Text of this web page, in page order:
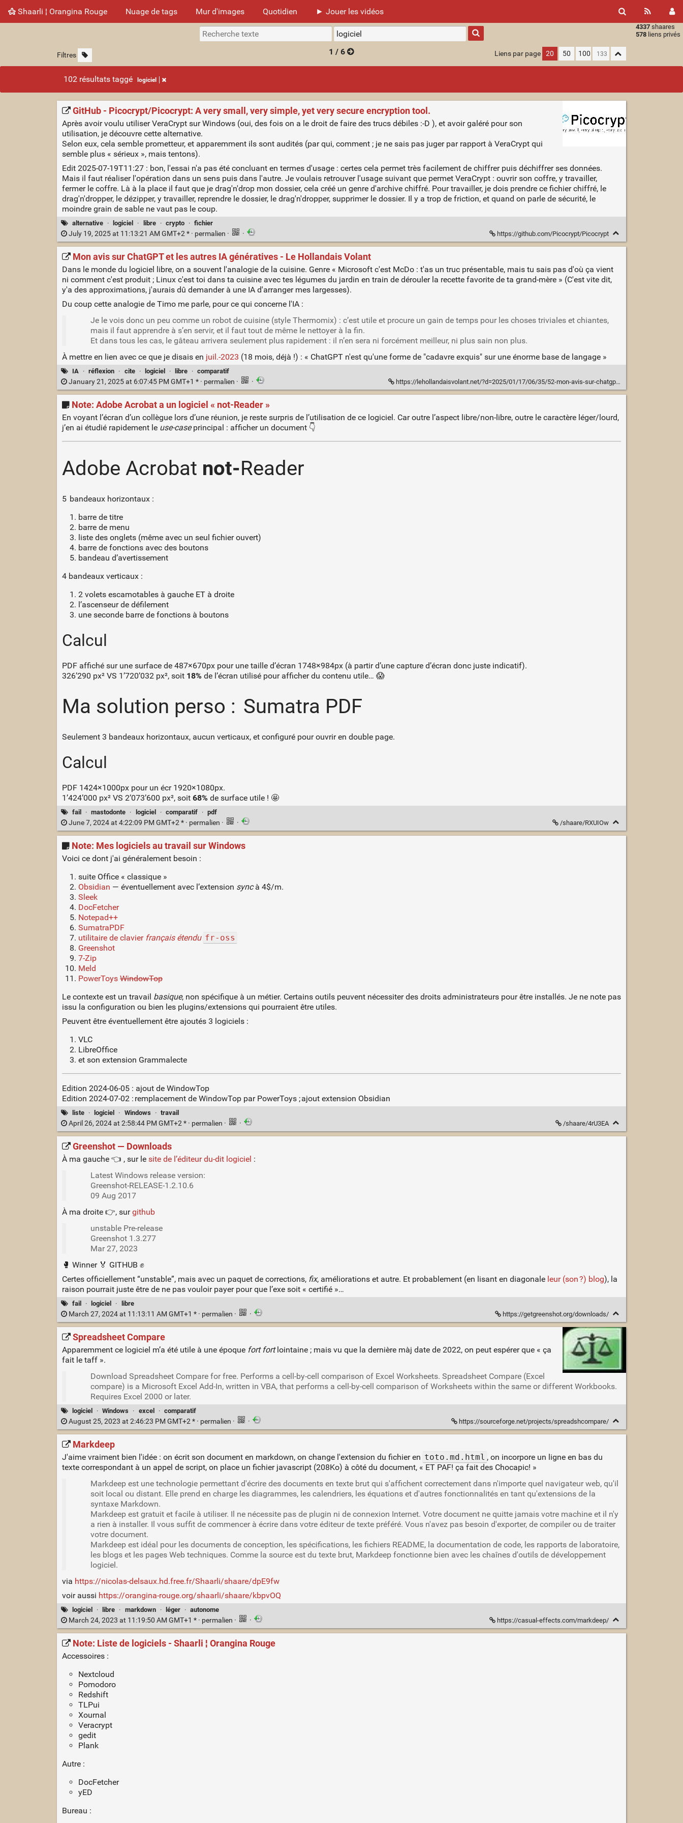
Shaarli ¦ Orangina Rouge Nuage de tags Mur d'images Quotidien ► Jouer les vidéos
4337 shaares
578 liens privés
Type 1 or
more
characters
results.
Filtres 1 / 6 Liens par page 20 50 100
102 résultats taggé logiciel
GitHub - Picocrypt/Picocrypt: A very small, very simple, yet very secure encryption tool.
Après avoir voulu utiliser VeraCrypt sur Windows (oui, des fois on a le droit de faire des trucs débiles :-D ), et avoir galéré pour son
utilisation, je découvre cette alternative.
Selon eux, cela semble prometteur, et apparemment ils sont audités (par qui, comment ; je ne sais pas juger par rapport à VeraCrypt qui
semble plus « sérieux », mais tentons).
Edit 2025-07-19T11:27 : bon, l'essai n'a pas été concluant en termes d'usage : certes cela permet très facilement de chiffrer puis déchiffrer ses données.
Mais il faut réaliser l'opération dans un sens puis dans l'autre. Je voulais retrouver l'usage suivant que permet VeraCrypt : ouvrir son coffre, y travailler,
fermer le coffre. Là à la place il faut que je drag'n'drop mon dossier, cela créé un genre d'archive chiffré. Pour travailler, je dois prendre ce fichier chiffré, le
drag'n'dropper, le dézipper, y travailler, reprendre le dossier, le drag'n'dropper, supprimer le dossier. Il y a trop de friction, et quand on parle de sécurité, le
moindre grain de sable ne vaut pas le coup.
alternative · logiciel · libre · crypto · fichier
July 19, 2025 at 11:13:21 AM GMT+2 * · permalien · · https://github.com/Picocrypt/Picocrypt
Mon avis sur ChatGPT et les autres IA génératives - Le Hollandais Volant
Dans le monde du logiciel libre, on a souvent l'analogie de la cuisine. Genre « Microsoft c'est McDo : t'as un truc présentable, mais tu sais pas d'où ça vient
ni comment c'est produit ; Linux c'est toi dans ta cuisine avec tes légumes du jardin en train de dérouler la recette favorite de ta grand-mère » (C'est vite dit,
y'a des approximations, j'aurais dû demander à une IA d'arranger mes largesses).
Du coup cette analogie de Timo me parle, pour ce qui concerne l'IA :
Je le vois donc un peu comme un robot de cuisine (style Thermomix) : c’est utile et procure un gain de temps pour les choses triviales et chiantes,
mais il faut apprendre à s’en servir, et il faut tout de même le nettoyer à la fin.
Et dans tous les cas, le gâteau arrivera seulement plus rapidement : il n’en sera ni forcément meilleur, ni plus sain non plus.
À mettre en lien avec ce que je disais en juil.-2023 (18 mois, déjà !) : « ChatGPT n'est qu'une forme de "cadavre exquis" sur une énorme base de langage »
IA · réflexion · cite · logiciel · libre · comparatif
January 21, 2025 at 6:07:45 PM GMT+1 * · permalien · · https://lehollandaisvolant.net/?d=2025/01/17/06/35/52-mon-avis-sur-chatgpt-et-les-autres-ia-generatives
Note: Adobe Acrobat a un logiciel « not-Reader »
En voyant l’écran d’un collègue lors d’une réunion, je reste surpris de l’utilisation de ce logiciel. Car outre l’aspect libre/non-libre, outre le caractère léger/lourd,
j’en ai étudié rapidement le use-caseprincipal : afficher un document 👇
Adobe Acrobat not-Reader
5 bandeaux horizontaux :
barre de titre
barre de menu
liste des onglets (même avec un seul fichier ouvert)
barre de fonctions avec des boutons
bandeau d’avertissement
4 bandeaux verticaux :
2 volets escamotables à gauche ET à droite
l’ascenseur de défilement
une seconde barre de fonctions à boutons
Calcul
PDF affiché sur une surface de 487×670px pour une taille d’écran 1748×984px (à partir d’une capture d’écran donc juste indicatif).
326’290 px² VS 1’720’032 px², soit 18%de l’écran utilisé pour afficher du contenu utile… 😱
Ma solution perso : Sumatra PDF
Seulement 3 bandeaux horizontaux, aucun verticaux, et configuré pour ouvrir en double page.
Calcul
PDF 1424×1000px pour un écr 1920×1080px.
1’424’000 px² VS 2’073’600 px², soit 68%de surface utile ! 🤩
fail · mastodonte · logiciel · comparatif · pdf
June 7, 2024 at 4:22:09 PM GMT+2 * · permalien · · /shaare/RXUIOw
Note: Mes logiciels au travail sur Windows
Voici ce dont j'ai généralement besoin :
suite Office « classique »
Obsidian — éventuellement avec l’extension syncà 4$/m.
Sleek
DocFetcher
Notepad++
SumatraPDF
utilitaire de clavier français étendu fr-oss
Greenshot
7-Zip
Meld
PowerToys WindowTop
Le contexte est un travail basique, non spécifique à un métier. Certains outils peuvent nécessiter des droits administrateurs pour être installés. Je ne note pas
issu la configuration ou bien les plugins/extensions qui pourraient être utiles.
Peuvent être éventuellement être ajoutés 3 logiciels :
VLC
LibreOffice
et son extension Grammalecte
Edition 2024-06-05 : ajout de WindowTop
Edition 2024-07-02 : remplacement de WindowTop par PowerToys ; ajout extension Obsidian
liste · logiciel · Windows · travail
April 26, 2024 at 2:58:44 PM GMT+2 * · permalien · · /shaare/4rU3EA
Greenshot — Downloads
À ma gauche 👈 , sur le site de l’éditeur du-dit logiciel :
Latest Windows release version:
Greenshot-RELEASE-1.2.10.6
09 Aug 2017
À ma droite 👉, surgithub
unstable Pre-release
Greenshot 1.3.277
Mar 27, 2023
🥊 Winner 🏅 GITHUB ✊
Certes officiellement “unstable”, mais avec un paquet de corrections, fix, améliorations et autre. Et probablement (en lisant en diagonale leur (son ?) blog), la
raison pourrait juste être de ne pas vouloir payer pour que l’exe soit « certifié »…
fail · logiciel · libre
March 27, 2024 at 11:13:11 AM GMT+1 * · permalien · · https://getgreenshot.org/downloads/
Spreadsheet Compare
Apparemment ce logiciel m’a été utile à une époque fort fortlointaine ; mais vu que la dernière màj date de 2022, on peut espérer que « ça
fait le taff ».
Download Spreadsheet Compare for free. Performs a cell-by-cell comparison of Excel Worksheets. Spreadsheet Compare (Excel
compare) is a Microsoft Excel Add-In, written in VBA, that performs a cell-by-cell comparison of Worksheets within the same or different Workbooks.
Requires Excel 2000 or later.
logiciel · Windows · excel · comparatif
August 25, 2023 at 2:46:23 PM GMT+2 * · permalien · · https://sourceforge.net/projects/spreadshcompare/
Markdeep
J'aime vraiment bien l'idée : on écrit son document en markdown, on change l'extension du fichier en toto.md.html , on incorpore un ligne en bas du
texte correspondant à un appel de script, on place un fichier javascript (208Ko) à côté du document, « ET PAF! ça fait des Chocapic! »
Markdeep est une technologie permettant d'écrire des documents en texte brut qui s'affichent correctement dans n'importe quel navigateur web, qu'il
soit local ou distant. Elle prend en charge les diagrammes, les calendriers, les équations et d'autres fonctionnalités en tant qu'extensions de la
syntaxe Markdown.
Markdeep est gratuit et facile à utiliser. Il ne nécessite pas de plugin ni de connexion Internet. Votre document ne quitte jamais votre machine et il n'y
a rien à installer. Il vous suffit de commencer à écrire dans votre éditeur de texte préféré. Vous n'avez pas besoin d'exporter, de compiler ou de traiter
votre document.
Markdeep est idéal pour les documents de conception, les spécifications, les fichiers README, la documentation de code, les rapports de laboratoire,
les blogs et les pages Web techniques. Comme la source est du texte brut, Markdeep fonctionne bien avec les chaînes d'outils de développement
logiciel.
via https://nicolas-delsaux.hd.free.fr/Shaarli/shaare/dpE9fw
voir aussi https://orangina-rouge.org/shaarli/shaare/kbpvOQ
logiciel · libre · markdown · léger · autonome
March 24, 2023 at 11:19:50 AM GMT+1 * · permalien · · https://casual-effects.com/markdeep/
Note: Liste de logiciels - Shaarli ¦ Orangina Rouge
Accessoires :
Nextcloud
Pomodoro
Redshift
TLPui
Xournal
Veracrypt
gedit
Plank
Autre :
DocFetcher
yED
Bureau :